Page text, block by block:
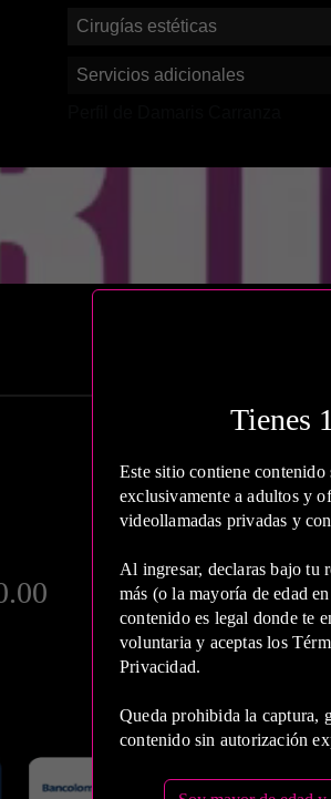
Tienes
Este sitio contiene
exclusivamente a adultos y
videollamadas privadas y
Al ingresar, declaras bajo tu
más (o la mayoría de edad
contenido es legal donde te
voluntaria y aceptas los
Privacidad.
Queda prohibida la captura,
contenido sin autorización
Cirugías estéticas
Servicios adicionales
COP
Estas tarifas